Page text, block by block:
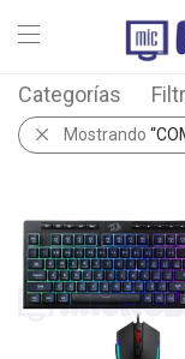
Categorías
Mostrando